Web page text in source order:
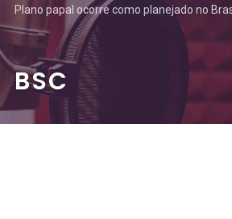
Plano papal ocorre como planejado no
BSC